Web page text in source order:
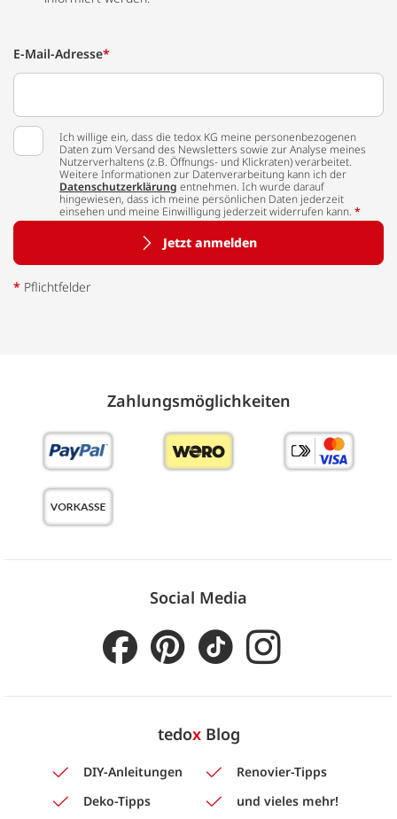
E-Mail-Adresse*
Ich willige ein, dass die tedox KG meine personenbezogenen
Daten zum Versand des Newsletters sowie zur Analyse meines
Nutzerverhaltens (z.B. Öffnungs- und Klickraten) verarbeitet.
Weitere Informationen zur Datenverarbeitung kann ich der
Datenschutzerklärung entnehmen. Ich wurde darauf
hingewiesen, dass ich meine persönlichen Daten jederzeit
einsehen und meine Einwilligung jederzeit widerrufen kann. *
Jetzt anmelden
* Pflichtfelder
Zahlungs­möglich­keiten
Social Media
tedoxBlog
DIY-Anleitungen
Renovier-Tipps
Deko-Tipps
und vieles mehr!